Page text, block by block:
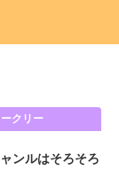
クリー
ンルはそろそろ